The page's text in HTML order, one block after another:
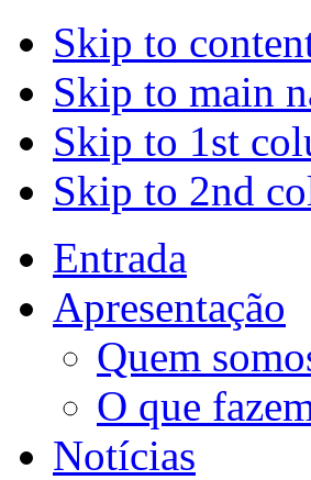
Skip to
Skip to main
Skip to 1st
Skip to 2nd
Entrada
Apresentação
Quem
O que
Notícias